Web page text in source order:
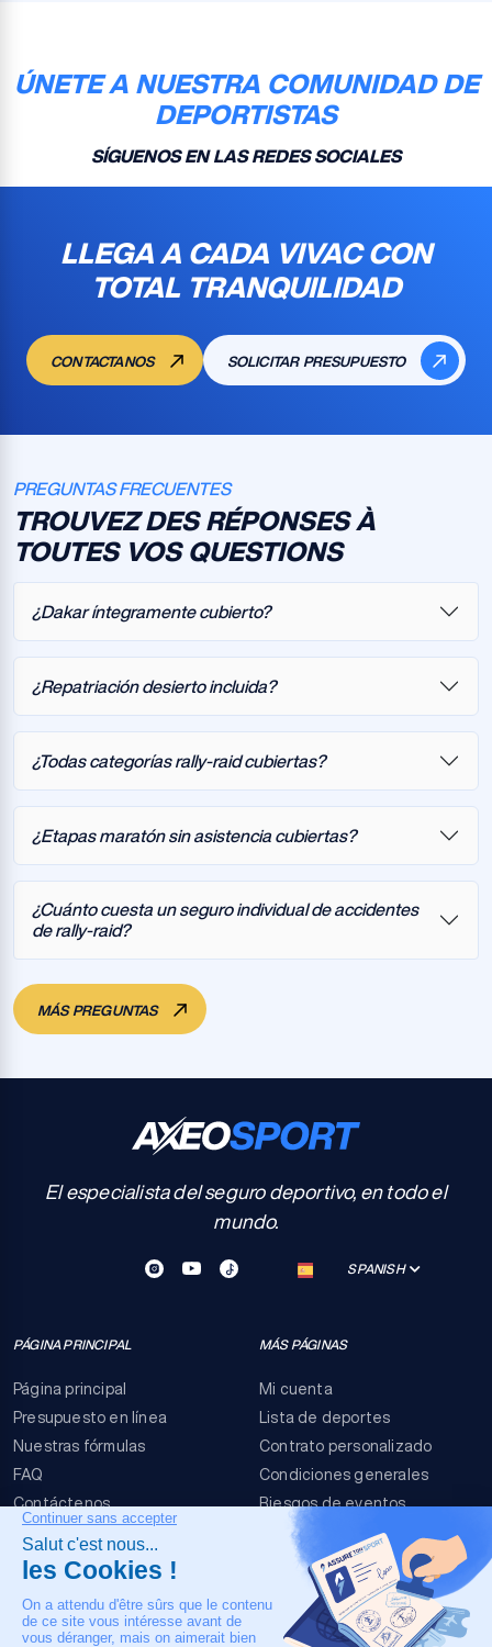
ÚNETE A NUESTRA COMUNIDAD DE
DEPORTISTAS
SÍGUENOS EN LAS REDES SOCIALES
LLEGA A CADA VIVAC CON
TOTAL TRANQUILIDAD
CONTACTANOS SOLICITAR PRESUPUESTO
PREGUNTAS FRECUENTES
TROUVEZ DES RÉPONSES À
TOUTES VOS QUESTIONS
¿Dakar íntegramente cubierto?
¿Repatriación desierto incluida?
¿Todas categorías rally-raid cubiertas?
¿Etapas maratón sin asistencia cubiertas?
¿Cuánto cuesta un seguro individual de accidentes
de rally-raid?
MÁS PREGUNTAS
El especialista del seguro deportivo, en todo el
mundo.
SPANISH
PÁGINA PRINCIPAL
Página principal
Presupuesto en línea
Nuestras fórmulas
FAQ
Contáctenos
MÁS PÁGINAS
Mi cuenta
Lista de deportes
Contrato personalizado
Condiciones generales
Riesgos de eventos
Menciones legales
NUESTRO CONTACTO
+33 4 90 63 34 07